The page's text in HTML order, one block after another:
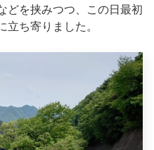
どを挟みつつ、この日最初
立ち寄りました。